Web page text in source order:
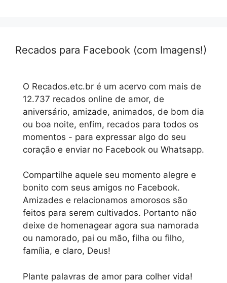
Recados para Facebook (com Imagens!)
O Recados.etc.br é um acervo com mais de
12.737 recados online de amor, de
aniversário, amizade, animados, de bom dia
ou boa noite, enfim, recados para todos os
momentos - para expressar algo do seu
coração e enviar no Facebook ou Whatsapp.
Compartilhe aquele seu momento alegre e
bonito com seus amigos no Facebook.
Amizades e relacionamos amorosos são
feitos para serem cultivados. Portanto não
deixe de homenagear agora sua namorada
ou namorado, pai ou mão, filha ou filho,
família, e claro, Deus!
Plante palavras de amor para colher vida!